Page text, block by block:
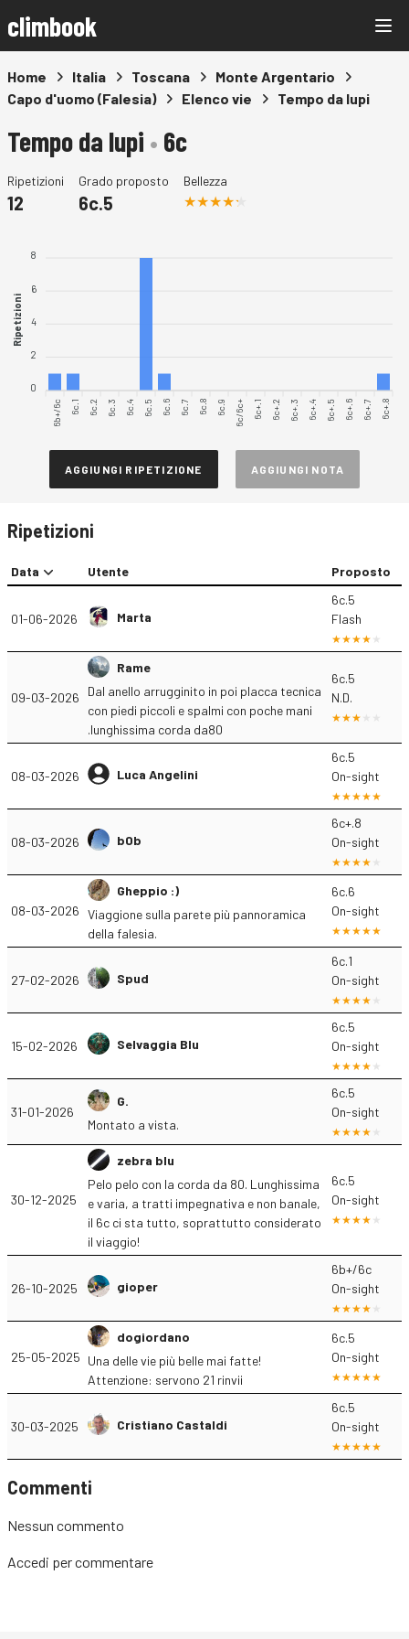
climbook
Home Italia Toscana
Monte Argentario
Capo d'uomo (Falesia)
Elenco vie Tempo da lupi
Tempo da lupi • 6c
Ripetizioni
12
Grado proposto
6c.5
Bellezza
8
6
4
2
0
Ripetizioni
6b+/6c 6c.1 6c.2 6c.3 6c.4 6c.5 6c.6 6c.7 6c.8 6c.9 6c/6c+ 6c+.1 6c+.2 6c+.3 6c+.4 6c+.5 6c+.6 6c+.7 6c+.8
AGGIUNGI RIPETIZIONE AGGIUNGI NOTA
Ripetizioni
Data Utente Proposto
01-06-2026 Marta
6c.5
Flash
09-03-2026
Rame
Dal anello arrugginito in poi placca tecnica
con piedi piccoli e spalmi con poche mani
.lunghissima corda da80
6c.5
N.D.
08-03-2026 Luca Angelini
6c.5
On-sight
08-03-2026 b0b
6c+.8
On-sight
08-03-2026
Gheppio :)
Viaggione sulla parete più pannoramica
della falesia.
6c.6
On-sight
27-02-2026 Spud
6c.1
On-sight
15-02-2026 Selvaggia Blu
6c.5
On-sight
31-01-2026
G.
Montato a vista.
6c.5
On-sight
30-12-2025
zebra blu
Pelo pelo con la corda da 80. Lunghissima
e varia, a tratti impegnativa e non banale,
il 6c ci sta tutto, soprattutto considerato
il viaggio!
6c.5
On-sight
26-10-2025 gioper
6b+/6c
On-sight
25-05-2025
dogiordano
Una delle vie più belle mai fatte!
Attenzione: servono 21 rinvii
6c.5
On-sight
30-03-2025 Cristiano Castaldi
6c.5
On-sight
Commenti
Nessun commento
Accedi per commentare